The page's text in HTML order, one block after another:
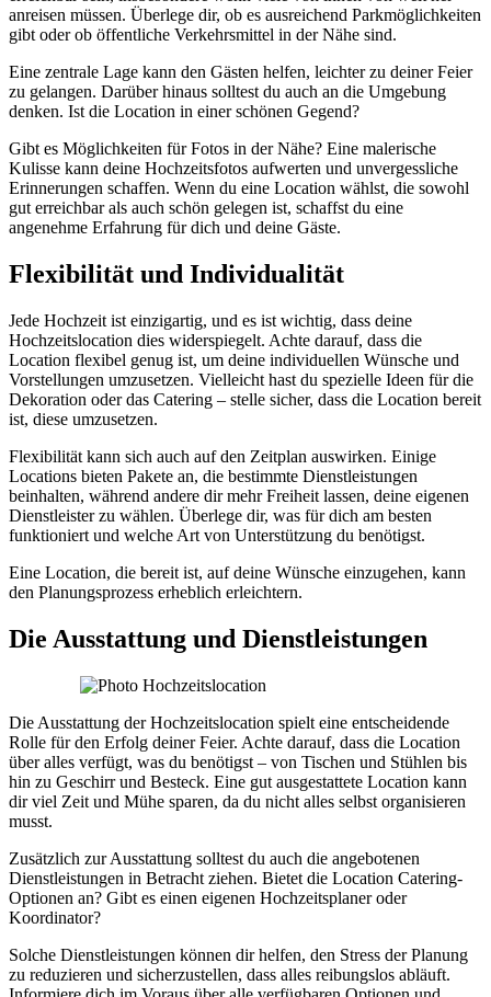
anreisen müssen. Überlege dir, ob es ausreichend Parkmöglichkeiten
gibt oder ob öffentliche Verkehrsmittel in der Nähe sind.
Eine zentrale Lage kann den Gästen helfen, leichter zu deiner Feier
zu gelangen. Darüber hinaus solltest du auch an die Umgebung
denken. Ist die Location in einer schönen Gegend?
Gibt es Möglichkeiten für Fotos in der Nähe? Eine malerische
Kulisse kann deine Hochzeitsfotos aufwerten und unvergessliche
Erinnerungen schaffen. Wenn du eine Location wählst, die sowohl
gut erreichbar als auch schön gelegen ist, schaffst du eine
angenehme Erfahrung für dich und deine Gäste.
Flexibilität und Individualität
Jede Hochzeit ist einzigartig, und es ist wichtig, dass deine
Hochzeitslocation dies widerspiegelt. Achte darauf, dass die
Location flexibel genug ist, um deine individuellen Wünsche und
Vorstellungen umzusetzen. Vielleicht hast du spezielle Ideen für die
Dekoration oder das Catering – stelle sicher, dass die Location bereit
ist, diese umzusetzen.
Flexibilität kann sich auch auf den Zeitplan auswirken. Einige
Locations bieten Pakete an, die bestimmte Dienstleistungen
beinhalten, während andere dir mehr Freiheit lassen, deine eigenen
Dienstleister zu wählen. Überlege dir, was für dich am besten
funktioniert und welche Art von Unterstützung du benötigst.
Eine Location, die bereit ist, auf deine Wünsche einzugehen, kann
den Planungsprozess erheblich erleichtern.
Die Ausstattung und Dienstleistungen
Die Ausstattung der Hochzeitslocation spielt eine entscheidende
Rolle für den Erfolg deiner Feier. Achte darauf, dass die Location
über alles verfügt, was du benötigst – von Tischen und Stühlen bis
hin zu Geschirr und Besteck. Eine gut ausgestattete Location kann
dir viel Zeit und Mühe sparen, da du nicht alles selbst organisieren
musst.
Zusätzlich zur Ausstattung solltest du auch die angebotenen
Dienstleistungen in Betracht ziehen. Bietet die Location Catering-
Optionen an? Gibt es einen eigenen Hochzeitsplaner oder
Koordinator?
Solche Dienstleistungen können dir helfen, den Stress der Planung
zu reduzieren und sicherzustellen, dass alles reibungslos abläuft.